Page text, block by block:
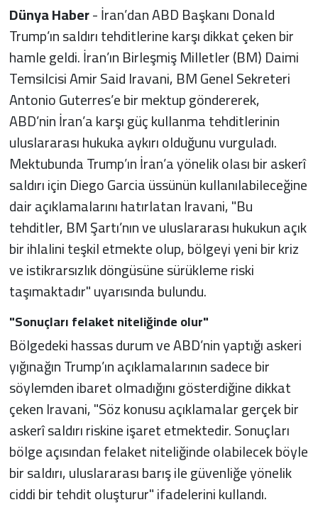
Dünya Haber- İran’dan ABD Başkanı Donald
Trump’ın saldırı tehditlerine karşı dikkat çeken bir
hamle geldi. İran’ın Birleşmiş Milletler (BM) Daimi
Temsilcisi Amir Said Iravani, BM Genel Sekreteri
Antonio Guterres’e bir mektup göndererek,
ABD’nin İran’a karşı güç kullanma tehditlerinin
uluslararası hukuka aykırı olduğunu vurguladı.
Mektubunda Trump’ın İran’a yönelik olası bir askerî
saldırı için Diego Garcia üssünün kullanılabileceğine
dair açıklamalarını hatırlatan Iravani, "Bu
tehditler, BM Şartı’nın ve uluslararası hukukun açık
bir ihlalini teşkil etmekte olup, bölgeyi yeni bir kriz
ve istikrarsızlık döngüsüne sürükleme riski
taşımaktadır" uyarısında bulundu.
"Sonuçları felaket niteliğinde olur"
Bölgedeki hassas durum ve ABD’nin yaptığı askeri
yığınağın Trump’ın açıklamalarının sadece bir
söylemden ibaret olmadığını gösterdiğine dikkat
çeken Iravani, "Söz konusu açıklamalar gerçek bir
askerî saldırı riskine işaret etmektedir. Sonuçları
bölge açısından felaket niteliğinde olabilecek böyle
bir saldırı, uluslararası barış ile güvenliğe yönelik
ciddi bir tehdit oluşturur" ifadelerini kullandı.